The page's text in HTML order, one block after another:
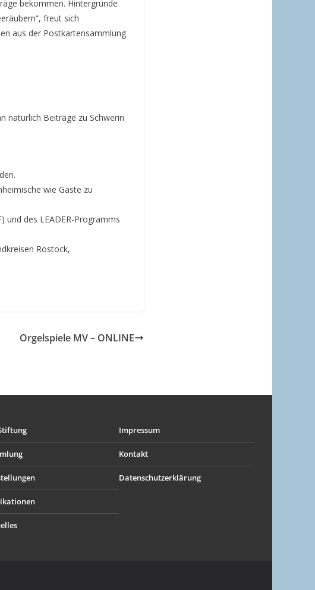
bekommen. Hintergründe
freut sich
aus der Postkartensammlung
natürlich Beiträge zu Schwerin
wie Gäste zu
und des LEADER-Programms
Rostock,
Orgelspiele MV – ONLINE
Impressum
Kontakt
Datenschutzerklärung